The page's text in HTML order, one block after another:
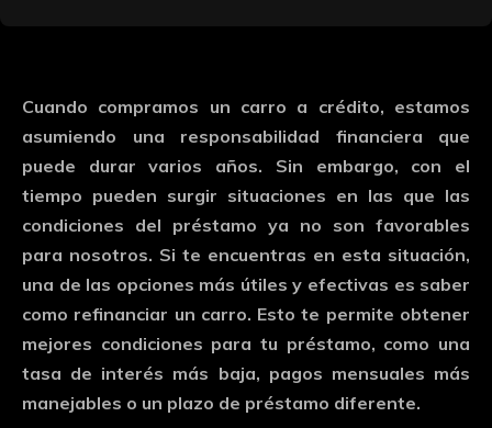
Cuando compramos un carro a crédito, estamos
asumiendo una responsabilidad financiera que
puede durarvarios años. Sin embargo, con el
tiempo pueden surgir situaciones en las que las
condiciones del préstamo ya no son favorables
para nosotros. Si te encuentras en esta situación,
una de las opciones más útilesy efectivas es saber
como refinanciar un carro. Estote permite obtener
mejores condiciones paratu préstamo, como una
tasa de interés más baja, pagos mensuales más
manejables o un plazo de préstamo diferente.